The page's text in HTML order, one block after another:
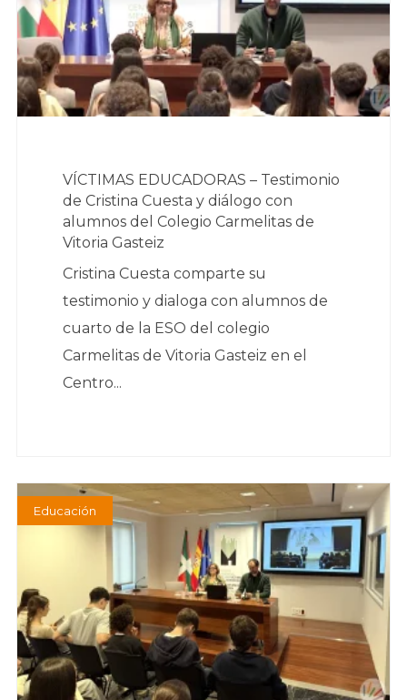
VÍCTIMAS EDUCADORAS – Testimonio
de Cristina Cuesta y diálogo con
alumnos del Colegio Carmelitas de
Vitoria Gasteiz
Cristina Cuesta comparte su
testimonio y dialoga con alumnos de
cuarto de la ESO del colegio
Carmelitas de Vitoria Gasteiz en el
Centro...
Educación